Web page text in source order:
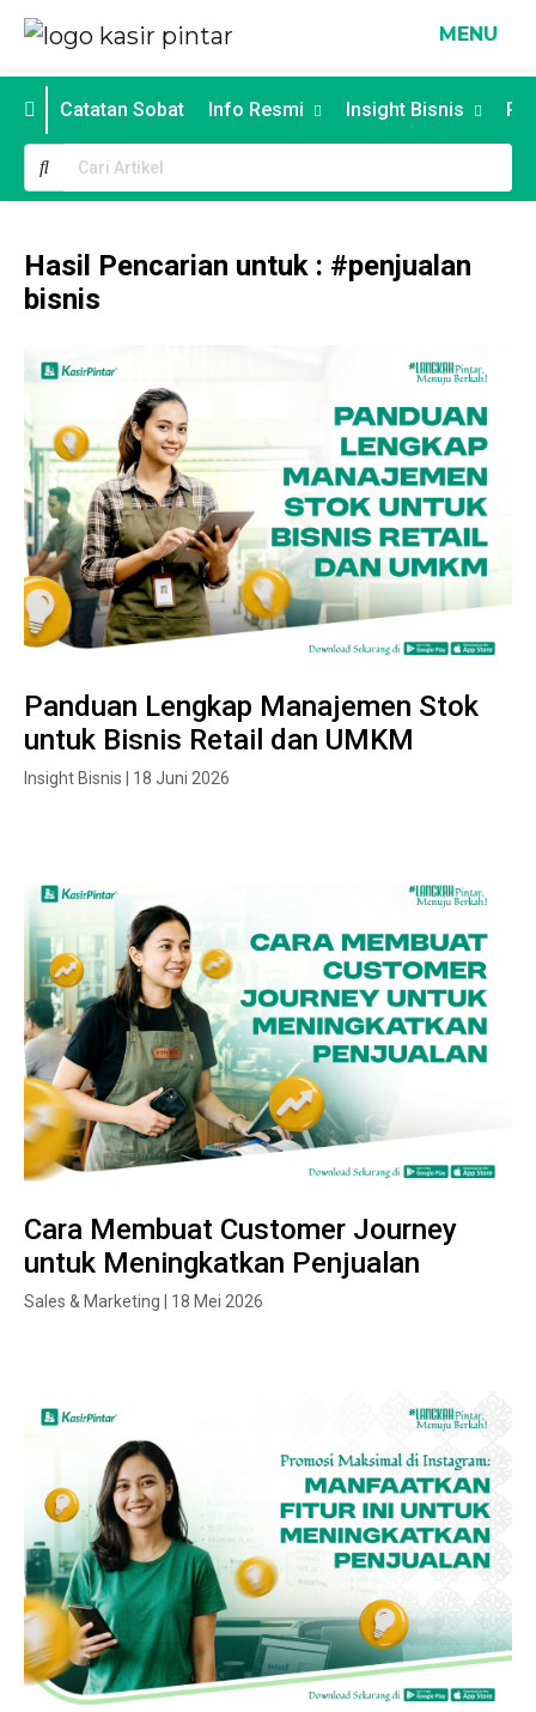
MENU
Catatan Sobat Info Resmi Insight Bisnis
Hasil Pencarian untuk : #penjualan
bisnis
Panduan Lengkap Manajemen Stok
untuk Bisnis Retail dan UMKM
Insight Bisnis | 18 Juni 2026
Cara Membuat Customer Journey
untuk Meningkatkan Penjualan
Sales & Marketing | 18 Mei 2026